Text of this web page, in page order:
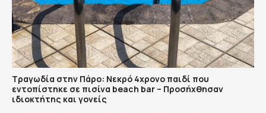
Τραγωδία στην Πάρο: Νεκρό 4χρονο παιδί που
εντοπίστηκε σε πισίνα beach bar – Προσήχθησαν
ιδιοκτήτης και γονείς